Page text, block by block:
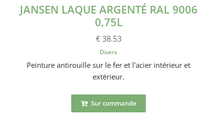
JANSEN LAQUE ARGENTÉ RAL 9006
0,75L
€ 38.53
Divers
Peinture antirouille sur le fer et l'acier intérieur et
extérieur.
Sur commande